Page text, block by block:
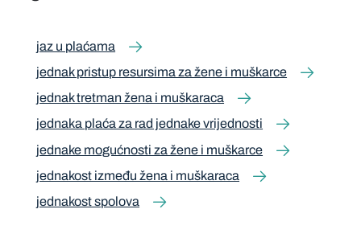
jaz u plaćama
jednak pristup resursima za žene i muškarce
jednak tretman žena i muškaraca
jednaka plaća za rad jednake vrijednosti
jednake mogućnosti za žene i muškarce
jednakost između žena i muškaraca
jednakost spolova